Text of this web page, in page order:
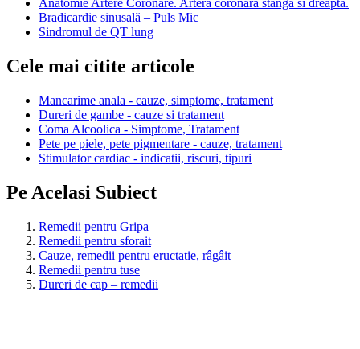
Anatomie Artere Coronare. Artera coronara stanga si dreapta.
Bradicardie sinusală – Puls Mic
Sindromul de QT lung
Cele mai citite articole
Mancarime anala - cauze, simptome, tratament
Dureri de gambe - cauze si tratament
Coma Alcoolica - Simptome, Tratament
Pete pe piele, pete pigmentare - cauze, tratament
Stimulator cardiac - indicatii, riscuri, tipuri
Pe Acelasi Subiect
Remedii pentru Gripa
Remedii pentru sforait
Cauze, remedii pentru eructatie, râgâit
Remedii pentru tuse
Dureri de cap – remedii